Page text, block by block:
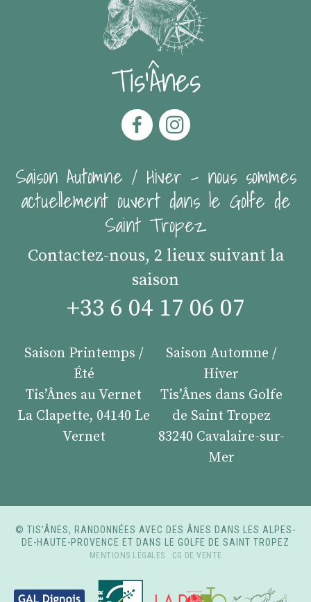
Tis'Ânes
Saison Automne / Hiver - nous sommes
actuellement ouvert dans le Golfe de
Saint Tropez
Contactez-nous, 2 lieux suivant la
saison
+33 6 04 17 06 07
Saison Printemps /
Été
Tis’Ânes au Vernet
La Clapette, 04140 Le
Vernet
Saison Automne /
Hiver
Tis’Ânes dans Golfe
de Saint Tropez
83240 Cavalaire-sur-
Mer
© TIS’ÂNES, RANDONNÉES AVEC DES ÂNES DANS LES ALPES-
DE-HAUTE-PROVENCE ET DANS LE GOLFE DE SAINT TROPEZ
MENTIONS LÉGALES - CG DE VENTE